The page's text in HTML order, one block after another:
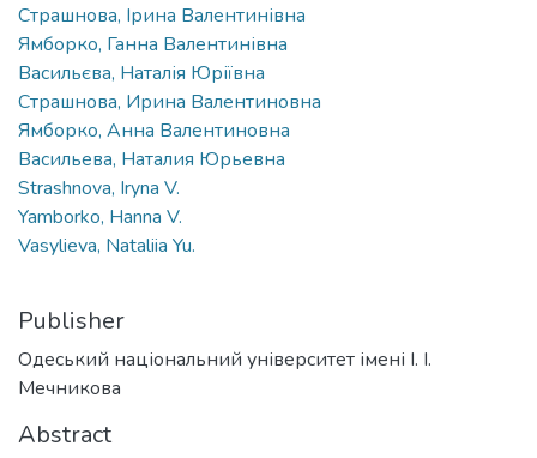
Страшнова, Ірина Валентинівна
Ямборко, Ганна Валентинівна
Васильєва, Наталія Юріївна
Страшнова, Ирина Валентиновна
Ямборко, Анна Валентиновна
Васильева, Наталия Юрьевна
Strashnova, Iryna V.
Yamborko, Hanna V.
Vasylieva, Nataliia Yu.
Publisher
Одеський національний університет імені І. І.
Мечникова
Abstract